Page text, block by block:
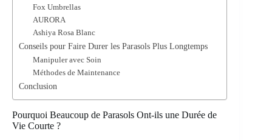
Fox Umbrellas
AURORA
Ashiya Rosa Blanc
Conseils pour Faire Durer les Parasols Plus Longtemps
Manipuler avec Soin
Méthodes de Maintenance
Conclusion
Pourquoi Beaucoup de Parasols Ont-ils une Durée de
Vie Courte ?